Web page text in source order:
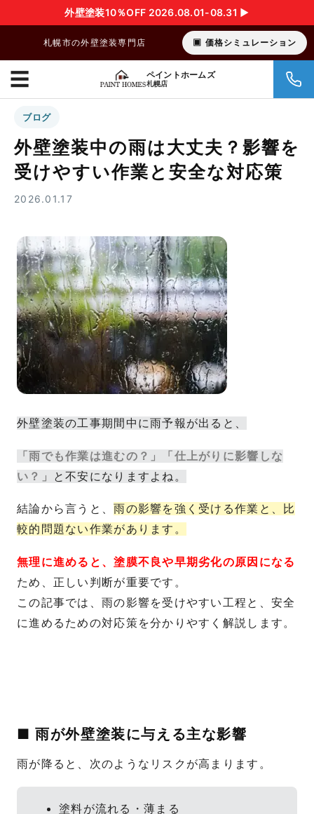
外壁塗装10％OFF 2026.08.01-08.31 ▶︎
札幌市の外壁塗装専門店 価格シミュレーション
ペイントホームズ
札幌店
☰
ブログ
外壁塗装中の雨は大丈夫？影響を
受けやすい作業と安全な対応策
2026.01.17
外壁塗装の工事期間中に雨予報が出ると、
「雨でも作業は進むの？」「仕上がりに影響しな
い？」
と不安になりますよね。
結論から言うと、雨の影響を強く受ける作業と、比
較的問題ない作業があります。
無理に進めると、塗膜不良や早期劣化の原因になる
ため、正しい判断が重要です。
この記事では、雨の影響を受けやすい工程と、安全
に進めるための対応策を分かりやすく解説します。
■ 雨が外壁塗装に与える主な影響
雨が降ると、次のようなリスクが高まります。
塗料が流れる・薄まる